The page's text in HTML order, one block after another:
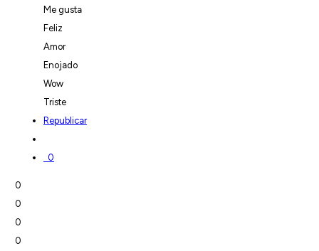
Me gusta
Feliz
Amor
Enojado
Wow
Triste
Republicar
0
0
0
0
0